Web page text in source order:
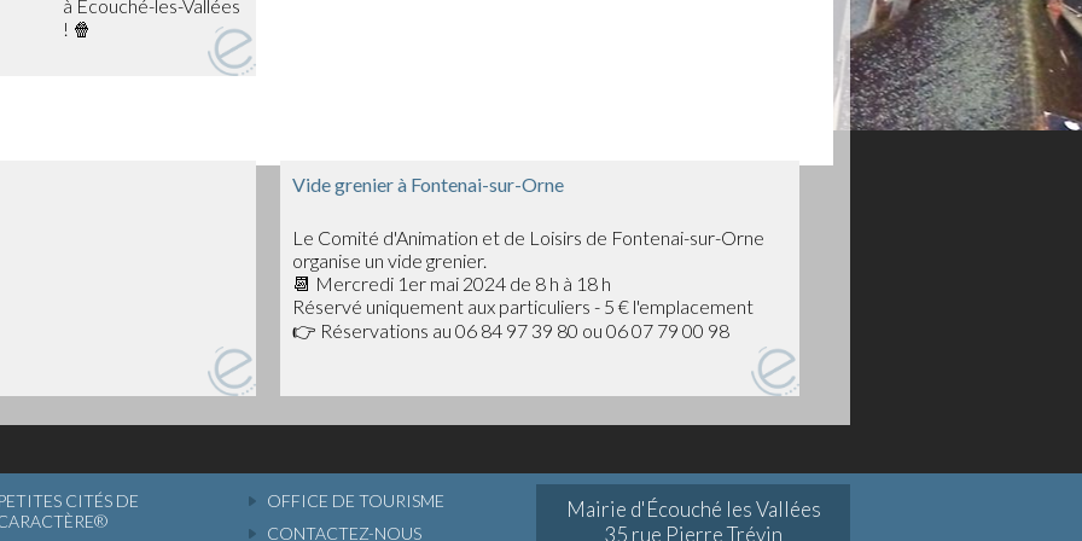
entre amis et soutenir les
clôturer en beauté cette
Guys, un film
Vide grenier à Fontenai-sur-Orne
Le Comité d'Animation et de Loisirs de Fontenai-sur-Orne
organise un vide grenier.
📆 Mercredi 1er mai 2024 de 8 h à 18 h
Réservé uniquement aux particuliers - 5 € l'emplacement
👉 Réservations au 06 84 97 39 80 ou 06 07 79 00 98
PETITES CITÉS DE
OFFICE DE TOURISME
CONTACTEZ-NOUS
Mairie d'Écouché les Vallées
35 rue Pierre Trévin